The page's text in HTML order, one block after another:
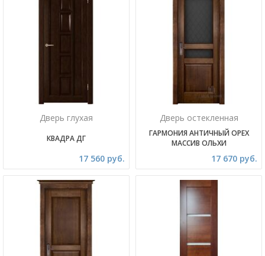
Дверь глухая
КВАДРА ДГ
17 560 руб.
Дверь остекленная
ГАРМОНИЯ АНТИЧНЫЙ ОРЕХ
МАССИВ ОЛЬХИ
17 670 руб.